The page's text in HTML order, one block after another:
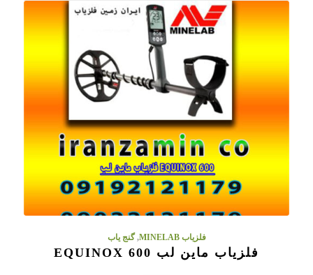
فلزیاب MINELAB ,گنج یاب
فلزیاب ماین لب EQUINOX 600